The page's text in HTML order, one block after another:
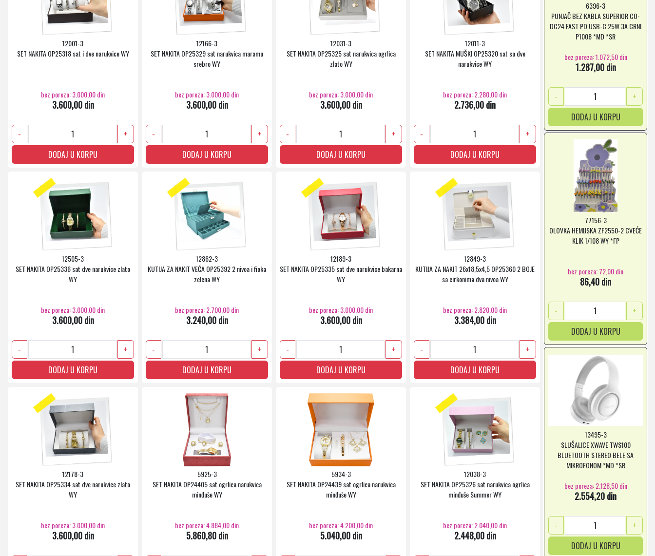
12001-3
SET NAKITA OP25318 sat i dve narukvice WY
bez poreza: 3.000,00 din
3.600,00 din
-
+
DODAJ U KORPU
12166-3
SET NAKITA OP25329 sat narukvica marama
srebro WY
bez poreza: 3.000,00 din
3.600,00 din
-
+
DODAJ U KORPU
12031-3
SET NAKITA OP25325 sat narukvica ogrlica
zlato WY
bez poreza: 3.000,00 din
3.600,00 din
-
+
DODAJ U KORPU
12011-3
SET NAKITA MUŠKI OP25320 sat sa dve
narukvice WY
bez poreza: 2.280,00 din
2.736,00 din
-
+
DODAJ U KORPU
12505-3
SET NAKITA OP25336 sat dve narukvice zlato
WY
bez poreza: 3.000,00 din
3.600,00 din
-
+
DODAJ U KORPU
12862-3
KUTIJA ZA NAKIT VEĆA OP25392 2 nivoa i fioka
zelena WY
bez poreza: 2.700,00 din
3.240,00 din
-
+
DODAJ U KORPU
12189-3
SET NAKITA OP25335 sat dve narukvice bakarna
WY
bez poreza: 3.000,00 din
3.600,00 din
-
+
DODAJ U KORPU
12849-3
KUTIJA ZA NAKIT 26x18,5x4,5 OP25360 2 BOJE
sa cirkonima dva nivoa WY
bez poreza: 2.820,00 din
3.384,00 din
-
+
DODAJ U KORPU
12178-3
SET NAKITA OP25334 sat dve narukvice zlato
WY
bez poreza: 3.000,00 din
3.600,00 din
5925-3
SET NAKITA OP24405 sat ogrlica narukvica
minđuše WY
bez poreza: 4.884,00 din
5.860,80 din
5934-3
SET NAKITA OP24439 sat ogrlica narukvica
minđuše WY
bez poreza: 4.200,00 din
5.040,00 din
12038-3
SET NAKITA OP25326 sat narukvica ogrlica
minđuše Summer WY
bez poreza: 2.040,00 din
2.448,00 din
6396-3
PUNJAČ BEZ KABLA SUPERIOR CO-
DC24 FAST PD USB-C 25W 3A CRNI
P1008 *MD *SR
bez poreza: 1.072,50 din
1.287,00 din
-
+
DODAJ U KORPU
77156-3
OLOVKA HEMIJSKA ZF2550-2 CVEĆE
KLIK 1/108 WY *FP
bez poreza: 72,00 din
86,40 din
-
+
DODAJ U KORPU
13495-3
SLUŠALICE XWAVE TWS100
BLUETOOTH STEREO BELE SA
MIKROFONOM *MD *SR
bez poreza: 2.128,50 din
2.554,20 din
-
+
DODAJ U KORPU